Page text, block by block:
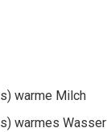
warme Milch
warmes Wasser